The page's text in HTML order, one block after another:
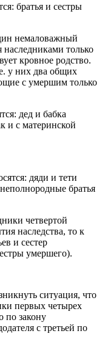
братья и сестры
немаловажный
наследниками только
кровное родство.
у них два общих
с умершим только
дед и бабка
и с материнской
дяди и тети
братья
четвертой
наследства, то к
и сестер
умершего).
ситуация, что
первых четырех
по закону
с третьей по